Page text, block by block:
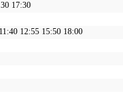
17:30
12:55 15:50 18:00